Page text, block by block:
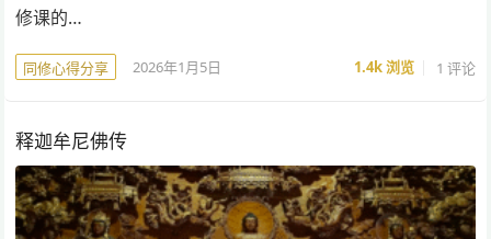
修课的…
同修心得分享 2026年1月5日 1.4k浏览 1 评论
释迦牟尼佛传